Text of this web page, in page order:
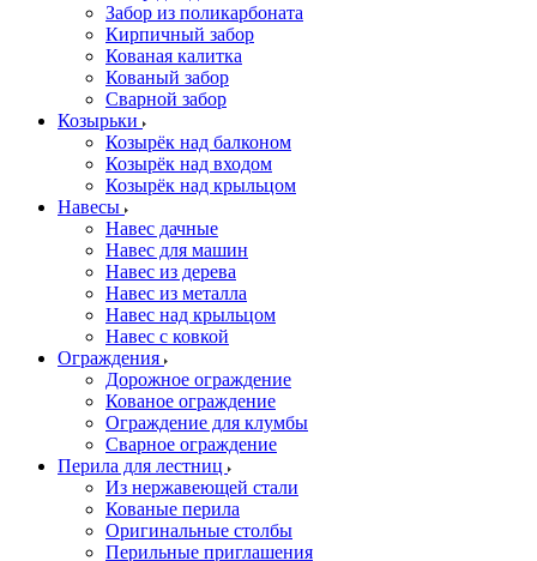
Забор из поликарбоната
Кирпичный забор
Кованая калитка
Кованый забор
Сварной забор
Козырьки
Козырёк над балконом
Козырёк над входом
Козырёк над крыльцом
Навесы
Навес дачные
Навес для машин
Навес из дерева
Навес из металла
Навес над крыльцом
Навес с ковкой
Ограждения
Дорожное ограждение
Кованое ограждение
Ограждение для клумбы
Сварное ограждение
Перила для лестниц
Из нержавеющей стали
Кованые перила
Оригинальные столбы
Перильные приглашения